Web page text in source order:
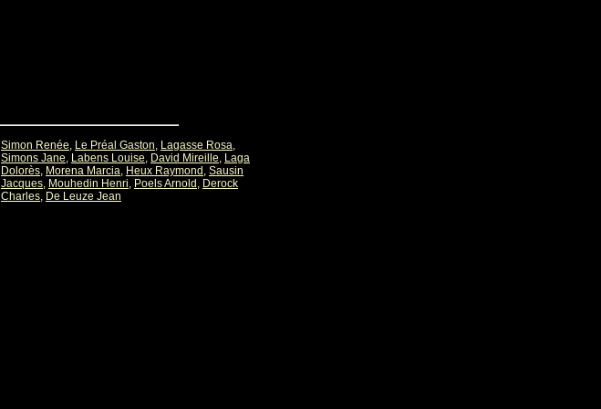
Simon Renée, Le Préal Gaston, Lagasse Rosa,
Simons Jane, Labens Louise, David Mireille, Laga
Dolorès, Morena Marcia, Heux Raymond , Sausin
Jacques, Mouhedin Henri, Poels Arnold , Derock
Charles, De Leuze Jean